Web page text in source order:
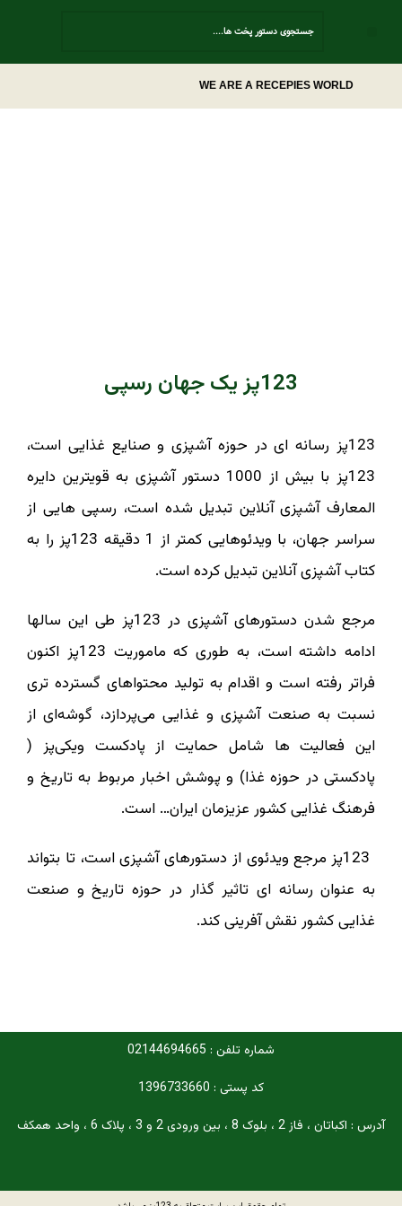
WE ARE A RECEPIES WORLD
123پز یک جهان رسپی
123پز رسانه ای در حوزه آشپزی و صنایع غذایی است،
123پز با بیش از 1000 دستور آشپزی به قویترین دایره
المعارف آشپزی آنلاین تبدیل شده است، رسپی هایی از
سراسر جهان، با ویدئوهایی کمتر از 1 دقیقه 123پز را به
کتاب آشپزی آنلاین تبدیل کرده است.
مرجع شدن دستورهای آشپزی در 123پز طی این سالها
ادامه داشته است، به طوری که ماموریت 123پز اکنون
فراتر رفته است و اقدام به تولید محتواهای گسترده تری
نسبت به صنعت آشپزی و غذایی می‌پردازد، گوشه‌ای از
این فعالیت ها شامل حمایت از پادکست ویکی‌پز (
پادکستی در حوزه غذا) و پوشش اخبار مربوط به تاریخ و
فرهنگ غذایی کشور عزیزمان ایران… است.
123پز مرجع ویدئوی از دستورهای آشپزی است، تا بتواند
به عنوان رسانه ای تاثیر گذار در حوزه تاریخ و صنعت
غذایی کشور نقش آفرینی کند.
شماره تلفن : 02144694665
کد پستی : 1396733660
آدرس : اکباتان ، فاز 2 ، بلوک 8 ، بین ورودی 2 و 3 ، پلاک 6 ، واحد همکف